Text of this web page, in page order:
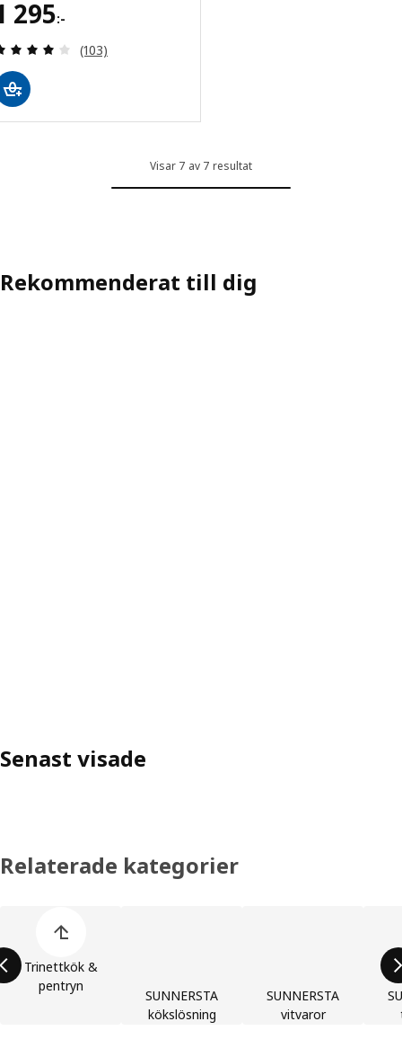
295:-
1295:-
Recensera: 4 utav 5 stjärnor. Totalt antal
(103)
Visar 7 av 7 resultat
Rekommenderat till dig
Senast visade
Relaterade kategorier
Trinettkök &
pentryn
SUNNERSTA
kökslösning
SUNNERSTA
vitvaror